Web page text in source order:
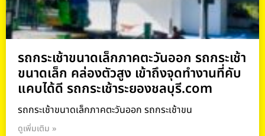
รถกระเช้าขนาดเล็กภาคตะวันออก รถกระเช้า
ขนาดเล็ก คล่องตัวสูง เข้าถึงจุดทำงานที่คับ
แคบได้ดี รถกระเช้าระยองชลบุรี.com
รถกระเช้าขนาดเล็กภาคตะวันออก รถกระเช้าขน
ดูเพิ่มเติม »